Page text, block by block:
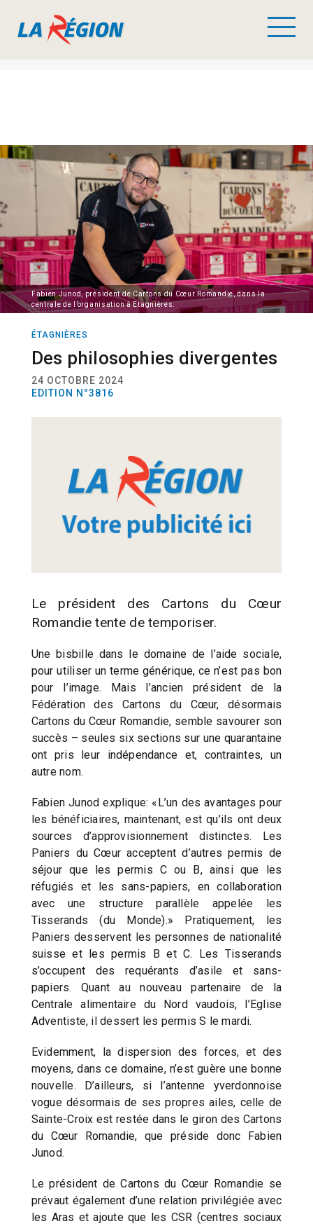
Fabien Junod, président de Cartons du Cœur Romandie, dans la
centrale de l’organisation à Etagnières.
ÉTAGNIÈRES
Des philosophies divergentes
24 OCTOBRE 2024
EDITION N°3816
Le président des Cartons du Cœur
Romandie tente de temporiser.
Une bisbille dans le domaine de l’aide sociale,
pour utiliser un terme générique, ce n’est pas bon
pour l’image. Mais l’ancien président de la
Fédération des Cartons du Cœur, désormais
Cartons du Cœur Romandie, semble savourer son
succès – seules six sections sur une quarantaine
ont pris leur indépendance et, contraintes, un
autre nom.
Fabien Junod explique: «L’un des avantages pour
les bénéficiaires, maintenant, est qu’ils ont deux
sources d’approvisionnement distinctes. Les
Paniers du Cœur acceptent d’autres permis de
séjour que les permis C ou B, ainsi que les
réfugiés et les sans-papiers, en collaboration
avec une structure parallèle appelée les
Tisserands (du Monde).» Pratiquement, les
Paniers desservent les personnes de nationalité
suisse et les permis B et C. Les Tisserands
s’occupent des requérants d’asile et sans-
papiers. Quant au nouveau partenaire de la
Centrale alimentaire du Nord vaudois, l’Eglise
Adventiste, il dessert les permis S le mardi.
Evidemment, la dispersion des forces, et des
moyens, dans ce domaine, n’est guère une bonne
nouvelle. D’ailleurs, si l’antenne yverdonnoise
vogue désormais de ses propres ailes, celle de
Sainte-Croix est restée dans le giron des Cartons
du Cœur Romandie, que préside donc Fabien
Junod.
Le président de Cartons du Cœur Romandie se
prévaut également d’une relation privilégiée avec
les Aras et ajoute que les CSR (centres sociaux